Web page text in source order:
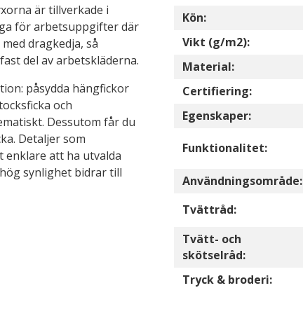
är tillverkade i
för arbetsuppgifter där
dragkedja, så
del av arbetskläderna.
påsydda hängfickor
och
Dessutom får du
Detaljer som
enklare att ha utvalda
synlighet bidrar till
Kön:
Vikt (g/m2):
Material:
Certifiering:
Egenskaper:
Funktionalitet:
Användningsområde:
Tvättråd:
Tvätt- och
skötselråd:
Tryck & broderi: